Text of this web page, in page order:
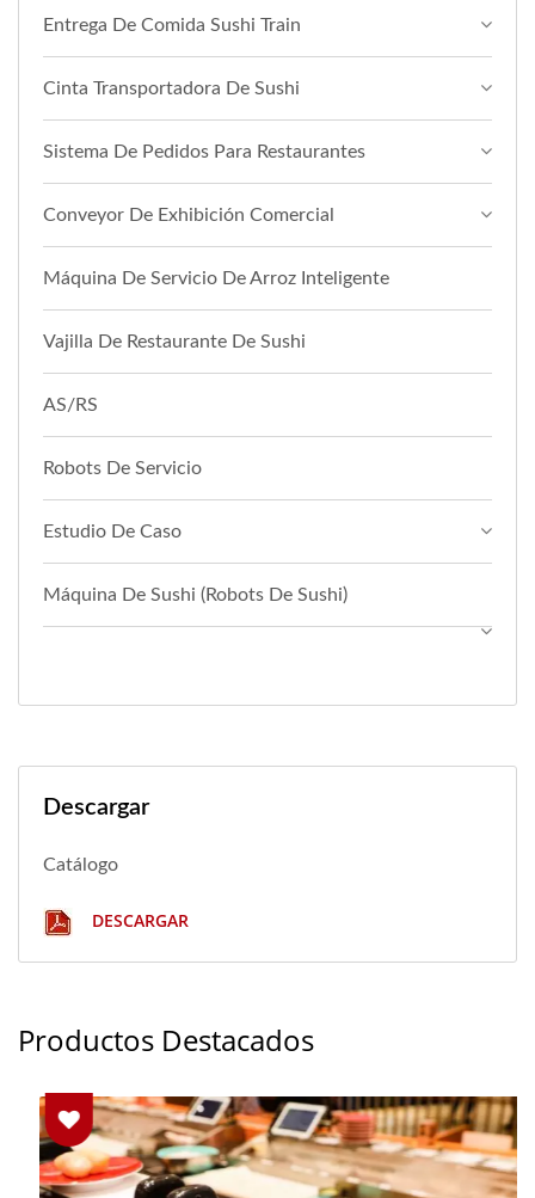
Entrega De Comida Sushi Train
Cinta Transportadora De Sushi
Sistema De Pedidos Para Restaurantes
Conveyor De Exhibición Comercial
Máquina De Servicio De Arroz Inteligente
Vajilla De Restaurante De Sushi
AS/RS
Robots De Servicio
Estudio De Caso
Máquina De Sushi (Robots De Sushi)
Descargar
Catálogo
DESCARGAR
Productos Destacados